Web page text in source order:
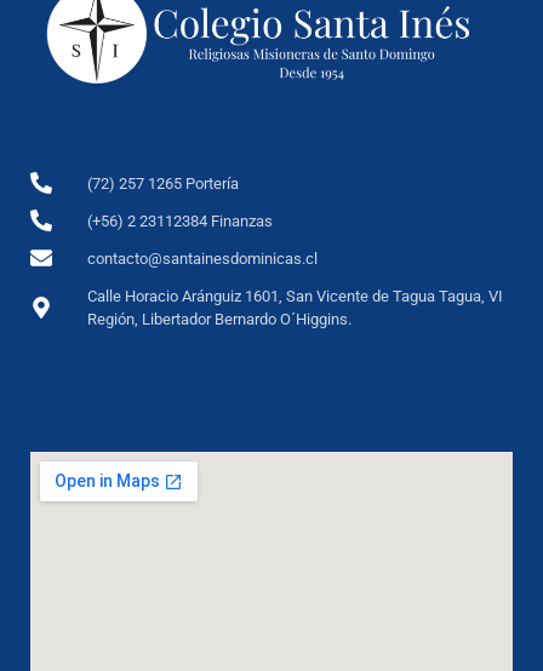
(72) 257 1265 Portería
(+56) 2 23112384 Finanzas
contacto@santainesdominicas.cl
Calle Horacio Aránguiz 1601, San Vicente de Tagua Tagua, VI
Región, Libertador Bernardo O´Higgins.